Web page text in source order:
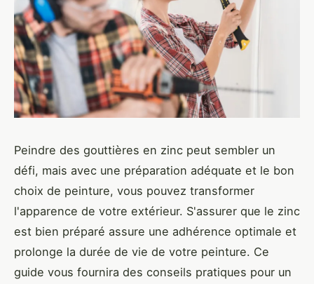
Peindre des gouttières en zinc peut sembler un
défi, mais avec une préparation adéquate et le bon
choix de peinture, vous pouvez transformer
l'apparence de votre extérieur. S'assurer que le zinc
est bien préparé assure une adhérence optimale et
prolonge la durée de vie de votre peinture. Ce
guide vous fournira des conseils pratiques pour un